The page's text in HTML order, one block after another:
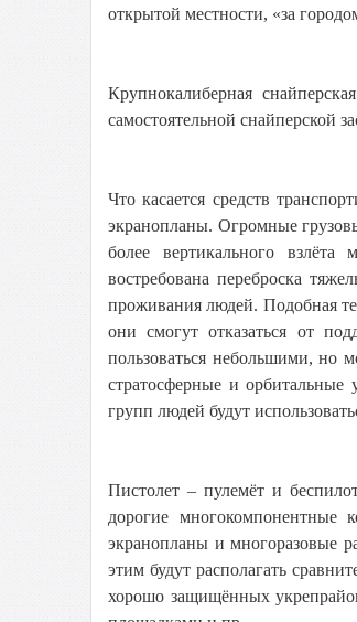
открытой местности, «за
Крупнокалиберная
самостоятельной снайперской
Что касается средств
экранопланы. Огромные
более вертикального
востребована переброска
проживания людей. Подобная
они смогут отказаться от
пользоваться небольшими, но
стратосферные и орбитальные
групп людей будут
Пистолет – пулемёт и
дорогие многокомпонентные
экранопланы и многоразовые
этим будут располагать
хорошо защищённых